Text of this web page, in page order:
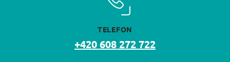
TELEFON
+420 608 272 722